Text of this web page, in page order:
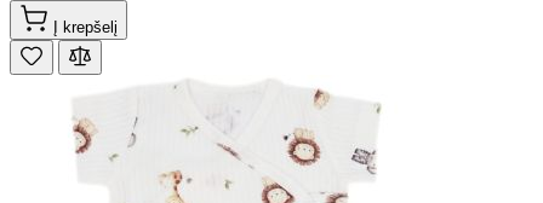
Į krepšelį